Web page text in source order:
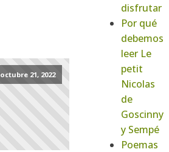
octubre 21, 2022
disfrutar
Por qué
debemos
leer Le
petit
Nicolas
de
Goscinny
y Sempé
Poemas